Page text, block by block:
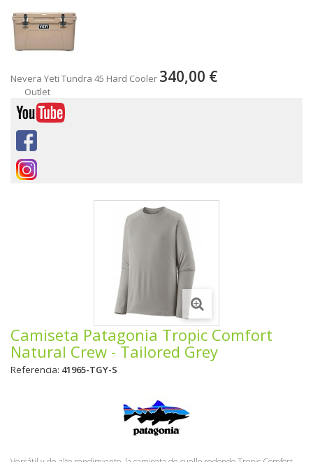
Nevera Yeti Tundra 45 Hard Cooler 340,00 €
Outlet
Camiseta Patagonia Tropic Comfort
Natural Crew - Tailored Grey
Referencia: 41965-TGY-S